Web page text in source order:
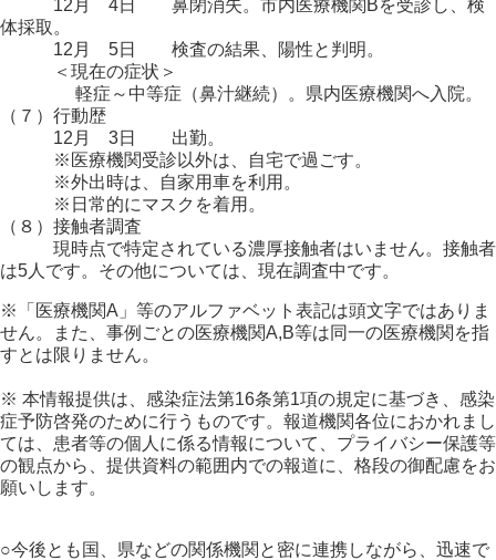
12月 4日 鼻閉消失。市内医療機関Bを受診し、検
体採取。
12月 5日 検査の結果、陽性と判明。
＜現在の症状＞
軽症～中等症（鼻汁継続）。県内医療機関へ入院。
（７）行動歴
12月 3日 出勤。
※医療機関受診以外は、自宅で過ごす。
※外出時は、自家用車を利用。
※日常的にマスクを着用。
（８）接触者調査
現時点で特定されている濃厚接触者はいません。接触者
は5人です。その他については、現在調査中です。
※「医療機関A」等のアルファベット表記は頭文字ではありま
せん。また、事例ごとの医療機関A,B等は同一の医療機関を指
すとは限りません。
※ 本情報提供は、感染症法第16条第1項の規定に基づき、感染
症予防啓発のために行うものです。報道機関各位におかれまし
ては、患者等の個人に係る情報について、プライバシー保護等
の観点から、提供資料の範囲内での報道に、格段の御配慮をお
願いします。
○今後とも国、県などの関係機関と密に連携しながら、迅速で